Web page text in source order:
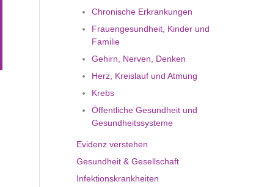
Chronische Erkrankungen
Frauengesundheit, Kinder und
Familie
Gehirn, Nerven, Denken
Herz, Kreislauf und Atmung
Krebs
Öffentliche Gesundheit und
Gesundheitssysteme
Evidenz verstehen
Gesundheit & Gesellschaft
Infektionskrankheiten